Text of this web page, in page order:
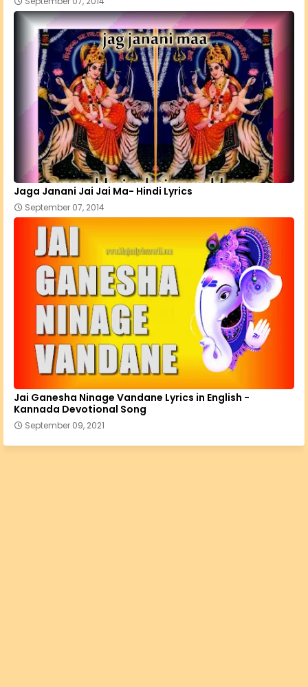
Jaga Janani Jai Jai Ma- Hindi Lyrics
September 07, 2014
Jai Ganesha Ninage Vandane Lyrics in English -
Kannada Devotional Song
September 09, 2021